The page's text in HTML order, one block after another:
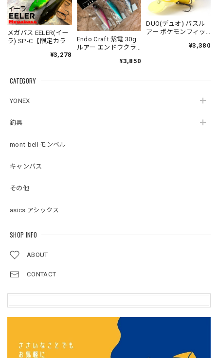
CATEGORY
YONEX
釣具
mont-bell モンベル
キャンバス
その他
asics アシックス
SHOP INFO
ABOUT
CONTACT
メガバス EELER(イー
ラ) SP-C【限定カラ
トクローラーベイト
¥3,278
Endo Craft 紫電 30g
ルアー エンドウクラ
¥3,850
DUO(デュオ) バスル
アー ポケモンフィッ
¥3,380